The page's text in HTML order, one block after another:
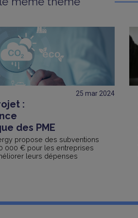
25 mar 2024
:
des PME
propose des subventions
000 € pour les entreprises
leurs dépenses